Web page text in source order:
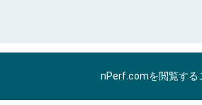
nPerf.comを閲覧する